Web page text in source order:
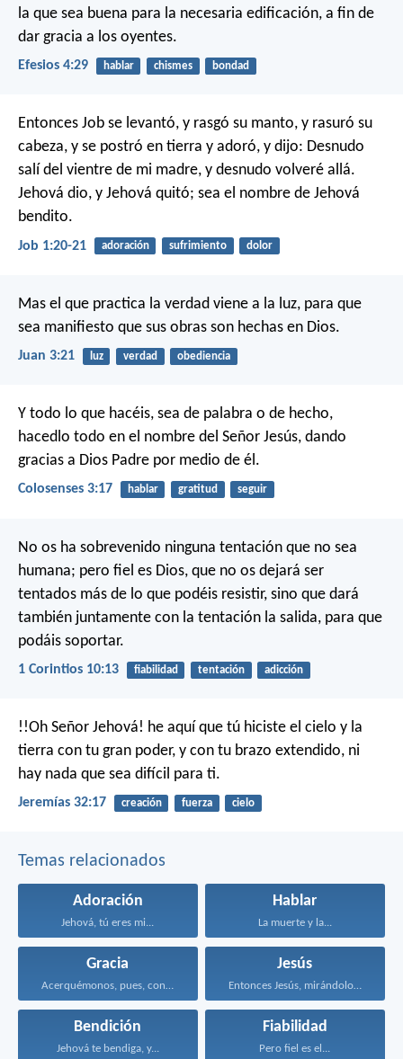
la que sea buena para la necesaria edificación, a fin de
dar gracia a los oyentes.
Efesios 4:29 hablar chismes bondad
Entonces Job se levantó, y rasgó su manto, y rasuró su
cabeza, y se postró en tierra y adoró, y dijo: Desnudo
salí del vientre de mi madre, y desnudo volveré allá.
Jehová dio, y Jehová quitó; sea el nombre de Jehová
bendito.
Job 1:20-21 adoración sufrimiento dolor
Mas el que practica la verdad viene a la luz, para que
sea manifiesto que sus obras son hechas en Dios.
Juan 3:21 luz verdad obediencia
Y todo lo que hacéis, sea de palabra o de hecho,
hacedlo todo en el nombre del Señor Jesús, dando
gracias a Dios Padre por medio de él.
Colosenses 3:17 hablar gratitud seguir
No os ha sobrevenido ninguna tentación que no sea
humana; pero fiel es Dios, que no os dejará ser
tentados más de lo que podéis resistir, sino que dará
también juntamente con la tentación la salida, para que
podáis soportar.
1 Corintios 10:13 fiabilidad tentación adicción
!!Oh Señor Jehová! he aquí que tú hiciste el cielo y la
tierra con tu gran poder, y con tu brazo extendido, ni
hay nada que sea difícil para ti.
Jeremías 32:17 creación fuerza cielo
Temas relacionados
Adoración
Jehová, tú eres mi...
Hablar
La muerte y la...
Gracia
Acerquémonos, pues, confiadamente al...
Jesús
Entonces Jesús, mirándolos, dijo...
Bendición
Jehová te bendiga, y...
Fiabilidad
Pero fiel es el...